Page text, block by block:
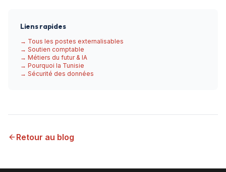
Liens rapides
→ Tous les postes externalisables
→ Soutien comptable
→ Métiers du futur & IA
→ Pourquoi la Tunisie
→ Sécurité des données
Retour au blog